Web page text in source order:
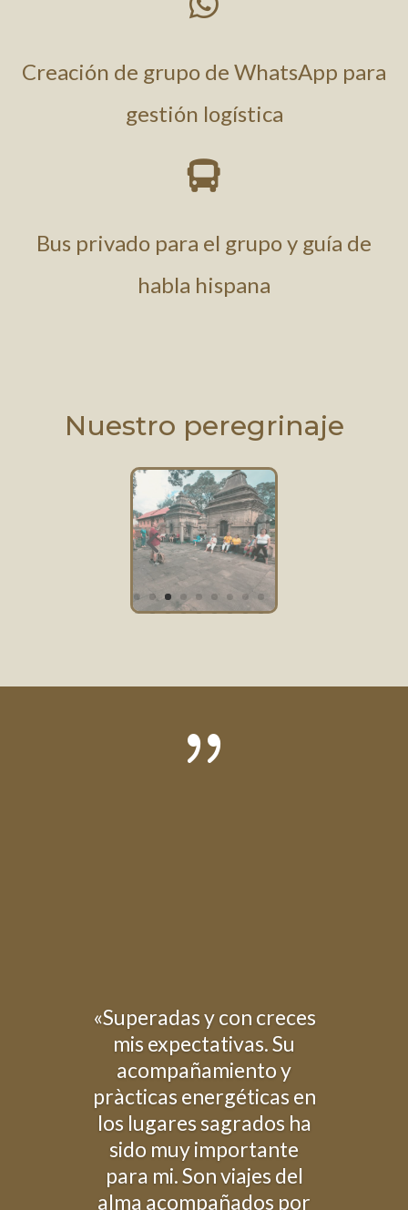
Creación de grupo de WhatsApp para
gestión logística

Bus privado para el grupo y guía de
habla hispana
Nuestro peregrinaje
{
«Superadas y con creces
mis expectativas. Su
acompañamiento y
pràcticas energéticas en
los lugares sagrados ha
sido muy importante
para mi. Son viajes del
alma acompañados por